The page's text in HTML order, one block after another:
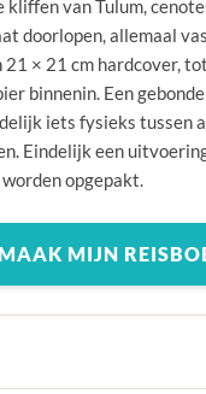
kliffen van Tulum,
doorlopen, allemaal
21 × 21 cm hardcover,
binnenin. Een
iets fysieks tussen
Eindelijk een
opgepakt.
MAAK MIJN